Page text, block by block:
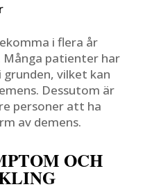
i flera år
Många patienter har
vilket kan
Dessutom är
personer att ha
av demens.
OCH